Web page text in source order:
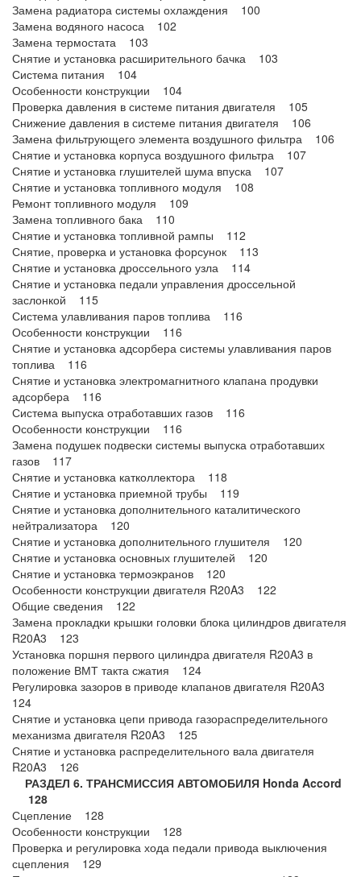
Замена радиатора системы охлаждения 100
Замена водяного насоса 102
Замена термостата 103
Снятие и установка расширительного бачка 103
Система питания 104
Особенности конструкции 104
Проверка давления в системе питания двигателя 105
Снижение давления в системе питания двигателя 106
Замена фильтрующего элемента воздушного фильтра 106
Снятие и установка корпуса воздушного фильтра 107
Снятие и установка глушителей шума впуска 107
Снятие и установка топливного модуля 108
Ремонт топливного модуля 109
Замена топливного бака 110
Снятие и установка топливной рампы 112
Снятие, проверка и установка форсунок 113
Снятие и установка дроссельного узла 114
Снятие и установка педали управления дроссельной
заслонкой 115
Система улавливания паров топлива 116
Особенности конструкции 116
Снятие и установка адсорбера системы улавливания паров
топлива 116
Снятие и установка электромагнитного клапана продувки
адсорбера 116
Система выпуска отработавших газов 116
Особенности конструкции 116
Замена подушек подвески системы выпуска отработавших
газов 117
Снятие и установка катколлектора 118
Снятие и установка приемной трубы 119
Снятие и установка дополнительного каталитического
нейтрализатора 120
Снятие и установка дополнительного глушителя 120
Снятие и установка основных глушителей 120
Снятие и установка термоэкранов 120
Особенности конструкции двигателя R20A3 122
Общие сведения 122
Замена прокладки крышки головки блока цилиндров двигателя
R20A3 123
Установка поршня первого цилиндра двигателя R20A3 в
положение ВМТ такта сжатия 124
Регулировка зазоров в приводе клапанов двигателя R20A3
124
Снятие и установка цепи привода газораспределительного
механизма двигателя R20A3 125
Снятие и установка распределительного вала двигателя
R20A3 126
РАЗДЕЛ 6. ТРАНСМИССИЯ АВТОМОБИЛЯ Honda Accord
128
Сцепление 128
Особенности конструкции 128
Проверка и регулировка хода педали привода выключения
сцепления 129